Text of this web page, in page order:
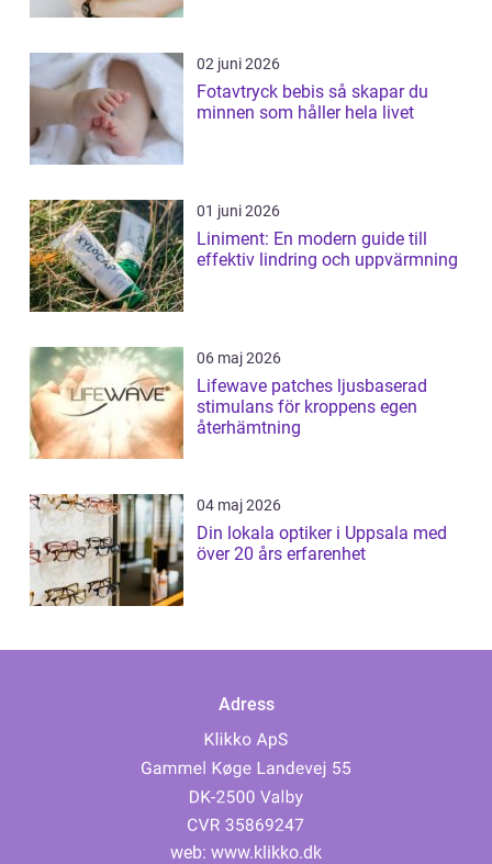
02 juni 2026
Fotavtryck bebis så skapar du
minnen som håller hela livet
01 juni 2026
Liniment: En modern guide till
effektiv lindring och uppvärmning
06 maj 2026
Lifewave patches ljusbaserad
stimulans för kroppens egen
återhämtning
04 maj 2026
Din lokala optiker i Uppsala med
över 20 års erfarenhet
Adress
web: www.klikko.dk